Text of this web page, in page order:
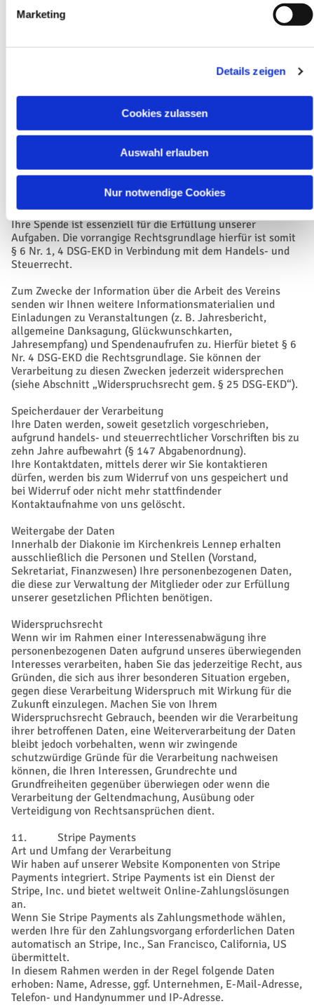
Marketing
Details zeigen
Cookies zulassen
Auswahl erlauben
Nur notwendige Cookies
Alle weiteren Daten können Sie auf freiwilliger Basis
angeben. Insbesondere, wenn Sie weitere Informationen
Kontaktdaten anzugeben.
Unser Online-Spendenformular wird nicht von uns selbst
§ 30 DSG-EKD verarbeitet.
Zweck der Verarbeitung
Die Daten werden zur Abwicklung Ihrer Spende und zum
Erfüllen gesetzlicher Pflichten aus dem Handels- und
Steuerrecht verarbeitet.
Rechtsgrundlage der Verarbeitung
Ihre Spende ist essenziell für die Erfüllung unserer
Aufgaben. Die vorrangige Rechtsgrundlage hierfür ist somit
§ 6 Nr. 1, 4 DSG-EKD in Verbindung mit dem Handels- und
Steuerrecht.
Zum Zwecke der Information über die Arbeit des Vereins
senden wir Ihnen weitere Informationsmaterialien und
Einladungen zu Veranstaltungen (z. B. Jahresbericht,
allgemeine Danksagung, Glückwunschkarten,
Jahresempfang) und Spendenaufrufen zu. Hierfür bietet § 6
Nr. 4 DSG-EKD die Rechtsgrundlage. Sie können der
Verarbeitung zu diesen Zwecken jederzeit widersprechen
(siehe Abschnitt „Widerspruchsrecht gem. § 25 DSG-EKD“).
Speicherdauer der Verarbeitung
Ihre Daten werden, soweit gesetzlich vorgeschrieben,
aufgrund handels- und steuerrechtlicher Vorschriften bis zu
zehn Jahre aufbewahrt (§ 147 Abgabenordnung).
Ihre Kontaktdaten, mittels derer wir Sie kontaktieren
dürfen, werden bis zum Widerruf von uns gespeichert und
bei Widerruf oder nicht mehr stattfindender
Kontaktaufnahme von uns gelöscht.
Weitergabe der Daten
Innerhalb der Diakonie im Kirchenkreis Lennep erhalten
ausschließlich die Personen und Stellen (Vorstand,
Sekretariat, Finanzwesen) Ihre personenbezogenen Daten,
die diese zur Verwaltung der Mitglieder oder zur Erfüllung
unserer gesetzlichen Pflichten benötigen.
Widerspruchsrecht
Wenn wir im Rahmen einer Interessenabwägung ihre
personenbezogenen Daten aufgrund unseres überwiegenden
Interesses verarbeiten, haben Sie das jederzeitige Recht, aus
Gründen, die sich aus ihrer besonderen Situation ergeben,
gegen diese Verarbeitung Widerspruch mit Wirkung für die
Zukunft einzulegen. Machen Sie von Ihrem
Widerspruchsrecht Gebrauch, beenden wir die Verarbeitung
ihrer betroffenen Daten, eine Weiterverarbeitung der Daten
bleibt jedoch vorbehalten, wenn wir zwingende
schutzwürdige Gründe für die Verarbeitung nachweisen
können, die Ihren Interessen, Grundrechte und
Grundfreiheiten gegenüber überwiegen oder wenn die
Verarbeitung der Geltendmachung, Ausübung oder
Verteidigung von Rechtsansprüchen dient.
11. Stripe Payments
Art und Umfang der Verarbeitung
Wir haben auf unserer Website Komponenten von Stripe
Payments integriert. Stripe Payments ist ein Dienst der
Stripe, Inc. und bietet weltweit Online-Zahlungslösungen
an.
Wenn Sie Stripe Payments als Zahlungsmethode wählen,
werden Ihre für den Zahlungsvorgang erforderlichen Daten
automatisch an Stripe, Inc., San Francisco, California, US
übermittelt.
In diesem Rahmen werden in der Regel folgende Daten
erhoben: Name, Adresse, ggf. Unternehmen, E-Mail-Adresse,
Telefon- und Handynummer und IP-Adresse.